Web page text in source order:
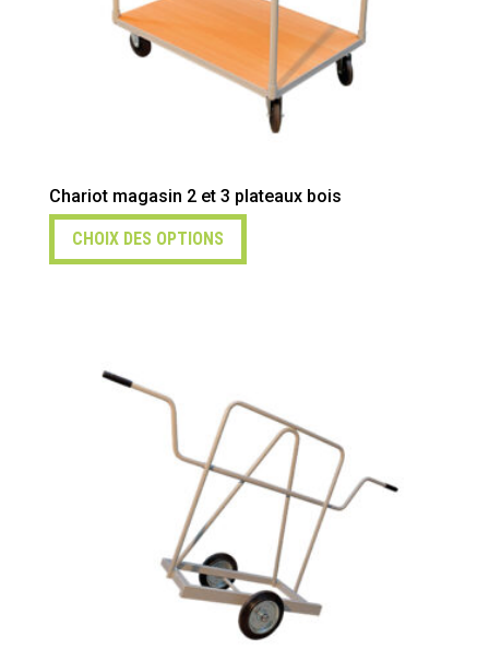
Chariot magasin 2 et 3 plateaux bois
CHOIX DES OPTIONS